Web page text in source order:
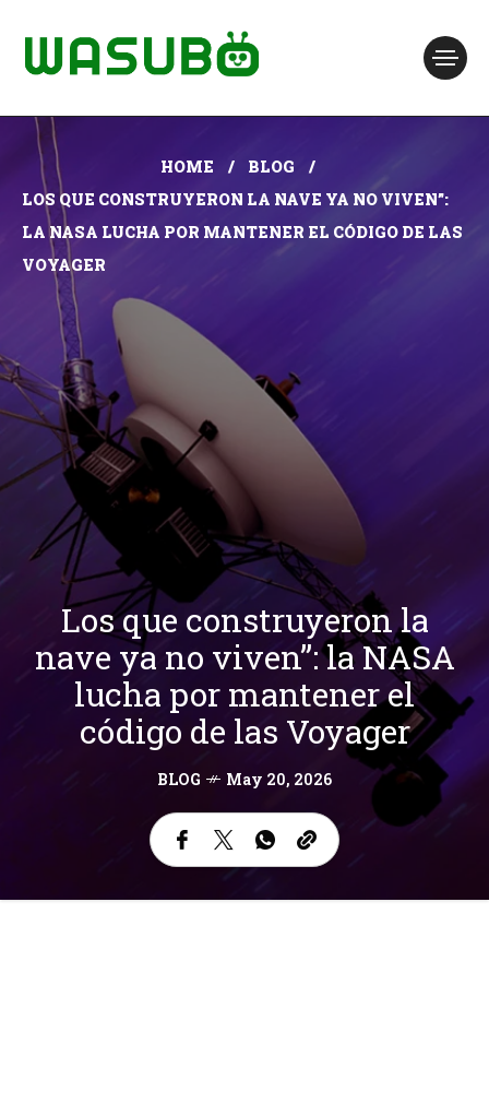
HOME
BLOG
LOS QUE CONSTRUYERON LA NAVE YA NO VIVEN”:
LA NASA LUCHA POR MANTENER EL CÓDIGO DE LAS
VOYAGER
Los que construyeron la
nave ya no viven”: la NASA
lucha por mantener el
código de las Voyager
BLOG May 20, 2026